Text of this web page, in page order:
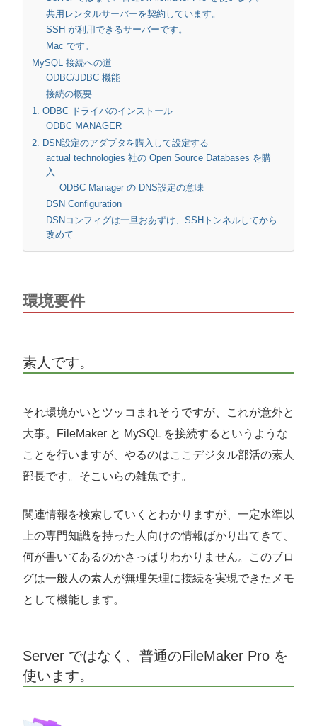
共用レンタルサーバーを契約しています。
SSH が利用できるサーバーです。
Mac です。
MySQL 接続への道
ODBC/JDBC 機能
接続の概要
1. ODBC ドライバのインストール
ODBC MANAGER
2. DSN設定のアダプタを購入して設定する
actual technologies 社の Open Source Databases を購
入
ODBC Manager の DNS設定の意味
DSN Configuration
DSNコンフィグは一旦おあずけ、SSHトンネルしてから
改めて
環境要件
素人です。
それ環境かいとツッコまれそうですが、これが意外と
大事。FileMaker と MySQL を接続するというような
ことを行いますが、やるのはここデジタル部活の素人
部長です。そこいらの雑魚です。
関連情報を検索していくとわかりますが、一定水準以
上の専門知識を持った人向けの情報ばかり出てきて、
何が書いてあるのかさっぱりわかりません。このブロ
グは一般人の素人が無理矢理に接続を実現できたメモ
として機能します。
Server ではなく、普通のFileMaker Pro を
使います。